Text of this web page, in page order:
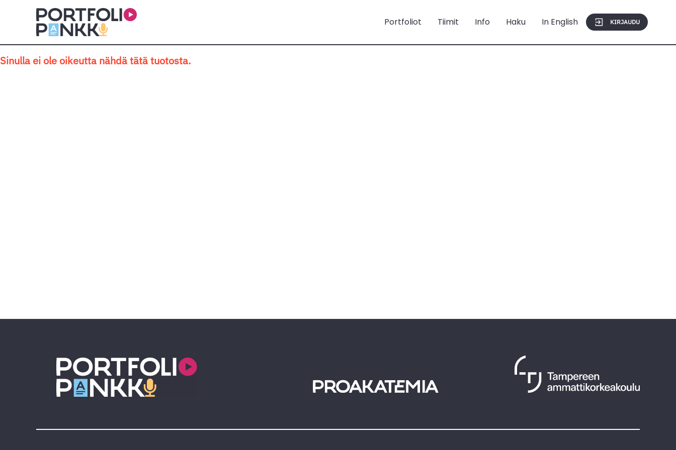
Siirry sisältöön
Portfoliot Tiimit Info Haku In English KIRJAUDU
Sinulla ei ole oikeutta nähdä tätä tuotosta.